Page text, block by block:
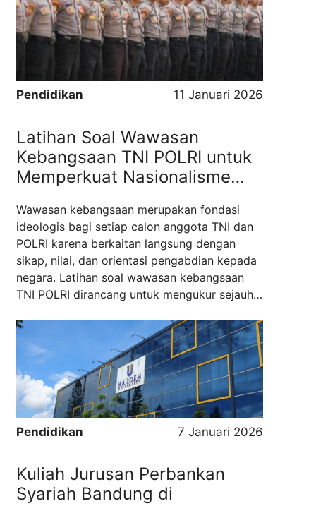
relevansi perkembangan keilmuan psikologi
modern. Pemilihan program studi yang tepat
akan sangat menentukan masa ...Read more
Pendidikan 11 Januari 2026
Latihan Soal Wawasan
Kebangsaan TNI POLRI untuk
Memperkuat Nasionalisme
Negara
Wawasan kebangsaan merupakan fondasi
ideologis bagi setiap calon anggota TNI dan
POLRI karena berkaitan langsung dengan
sikap, nilai, dan orientasi pengabdian kepada
negara. Latihan soal wawasan kebangsaan
TNI POLRI dirancang untuk mengukur sejauh
konstitusi, serta prinsip kebhinekaan dalam
kehidupan berbangsa dan bernegara. Melalui
kelompok soal TNI POLRI yang tersedia di ...
Read more
Pendidikan 7 Januari 2026
Kuliah Jurusan Perbankan
Syariah Bandung di